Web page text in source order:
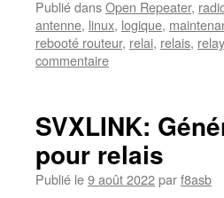
Publié dansOpen Repeater,
antenne, linux, logique,
rebooté routeur, relai, relais, relay
commentaire
SVXLINK:
pour relais
Publié le9 août 2022parf8asb